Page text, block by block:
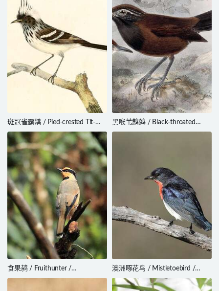
斑冠雀霸鹟 / Pied-crested Tit-
Tyrant / Anairetes reguloides
黑喉苇鹪鹩 / Black-throated
Wren / Pheugopedius atrogularis
食果鸫 / Fruithunter /
Chlamydochaera jefferyi
澳洲啄花鸟 / Mistletoebird /
Dicaeum hirundinaceum